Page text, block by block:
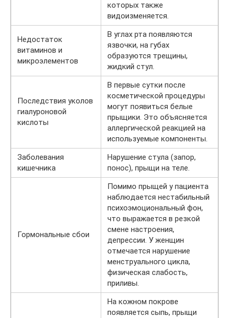
которых также
видоизменяется.
Недостаток
витаминов и
микроэлементов
В углах рта появляются
язвочки, на губах
образуются трещины,
жидкий стул.
Последствия уколов
гиалуроновой
кислоты
В первые сутки после
косметической процедуры
могут появиться белые
прыщики. Это объясняется
аллергической реакцией на
используемые компоненты.
Заболевания
кишечника
Нарушение стула (запор,
понос), прыщи на теле.
Гормональные сбои
Помимо прыщей у пациента
наблюдается нестабильный
психоэмоциональный фон,
что выражается в резкой
смене настроения,
депрессии. У женщин
отмечается нарушение
менструального цикла,
физическая слабость,
приливы.
На кожном покрове
появляется сыпь, прыщи